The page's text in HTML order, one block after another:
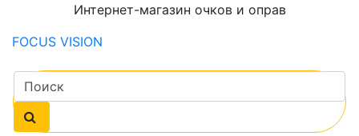
Интернет-магазин очков и оправ
FOCUS VISION